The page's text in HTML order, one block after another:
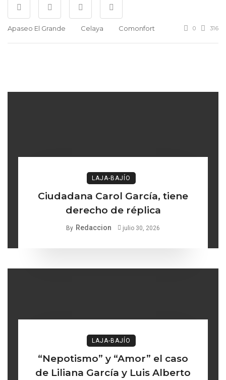
Apaseo El Grande Celaya Comonfort 0 316
LAJA-BAJÍO
Ciudadana Carol García, tiene
derecho de réplica
By Redaccion julio 30, 2026
LAJA-BAJÍO
“Nepotismo” y “Amor” el caso
de Liliana García y Luis Alberto